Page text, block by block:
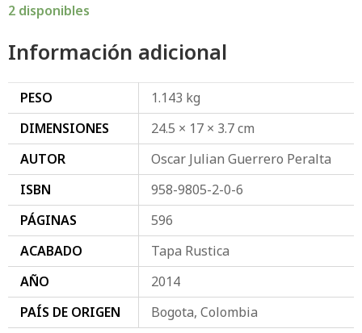
2 disponibles
Información adicional
PESO
1.143 kg
DIMENSIONES
24.5 × 17 × 3.7 cm
AUTOR
Oscar Julian Guerrero Peralta
ISBN
958-9805-2-0-6
PÁGINAS
596
ACABADO
Tapa Rustica
AÑO
2014
PAÍS DE ORIGEN
Bogota, Colombia